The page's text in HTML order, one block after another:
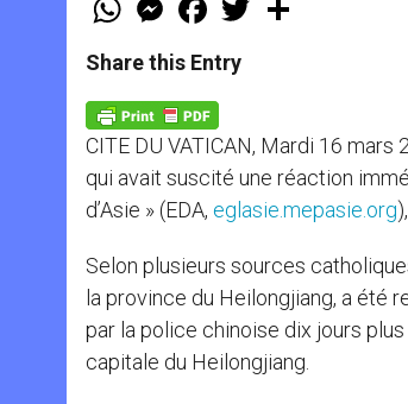
t
s
p
p
e
s
e
g
e
r
a
e
b
k
w
Share this Entry
CITE DU VATICAN, Mardi 16 mars
qui avait suscité une réaction
d’Asie » (EDA, eglasie.mepasie.org
Selon plusieurs sources
la province du Heilongjiang, a été
par la police chinoise dix jours
capitale du Heilongjiang.